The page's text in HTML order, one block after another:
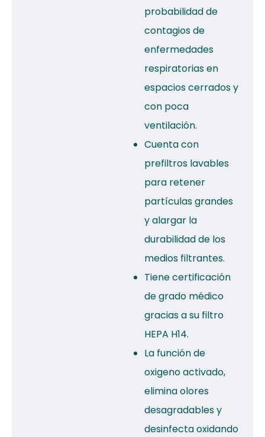
probabilidad de
contagios de
enfermedades
respiratorias en
espacios cerrados y
con poca
ventilación.
Cuenta con
prefiltros lavables
para retener
partículas grandes
y alargar la
durabilidad de los
medios filtrantes.
Tiene certificación
de grado médico
gracias a su filtro
HEPA H14.
La función de
oxigeno activado,
elimina olores
desagradables y
desinfecta oxidando